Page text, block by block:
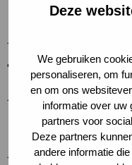
Deze
We gebruiken
personaliseren, om
en om ons
informatie over uw
partners voor
Deze partners
andere informatie
–
Toelichting
–
Definities
–